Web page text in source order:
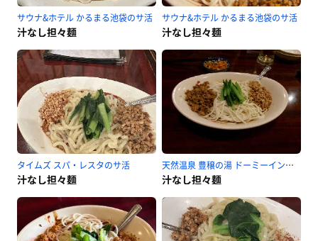
サウナ&ホテル かるまる池袋のサ活
汁なし担々麺
サウナ&ホテル かるまる池袋のサ活
汁なし担々麺
タイムズ スパ・レスタのサ活
汁なし担々麺
天然温泉 豊穣の湯 ドーミーイン池袋のサ活
汁なし担々麺